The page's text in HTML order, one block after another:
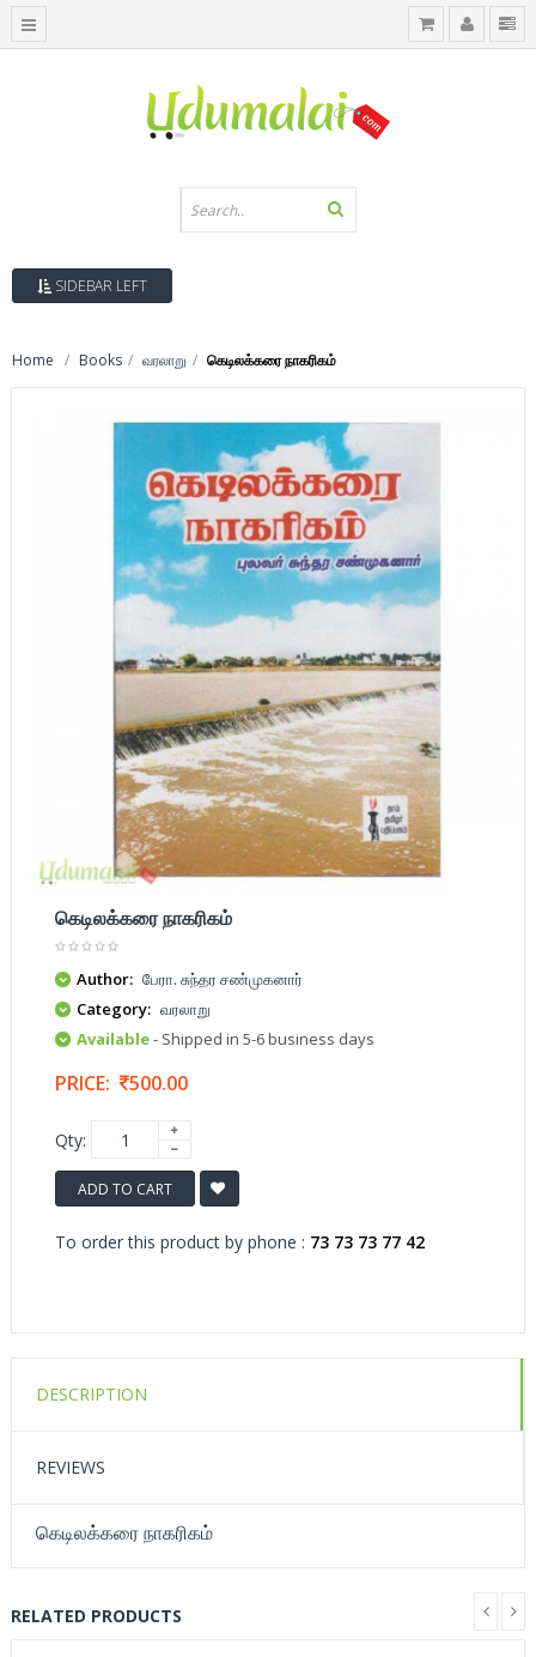
SIDEBAR LEFT
Home Books வரலாறு கெடிலக்கரை நாகரிகம்
கெடிலக்கரை நாகரிகம்
Author: பேரா. சுந்தர சண்முகனார்
Category: வரலாறு
Available- Shipped in 5-6 business days
PRICE: 500.00
Qty:
ADD TO CART
To order this product by phone : 73 73 73 77 42
DESCRIPTION
REVIEWS
கெடிலக்கரை நாகரிகம்
RELATED PRODUCTS